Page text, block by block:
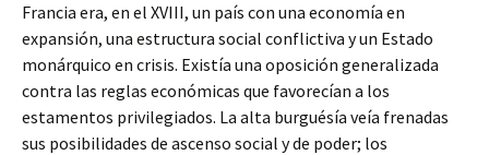
Francia era, en el XVIII, un país con una economía en
expansión, una estructura social conflictiva y un Estado
monárquico en crisis. Existía una oposición generalizada
contra las reglas económicas que favorecían a los
estamentos privilegiados. La alta burguésía veía frenadas
sus posibilidades de ascenso social y de poder; los